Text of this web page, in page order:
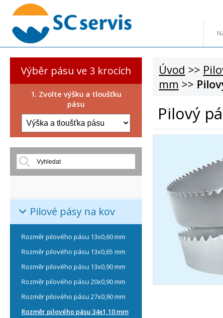
Výběr pásu ve 3 krocích
1. Zvolte výšku a tloušťku
pásu
Pilové pásy na kov
Rozměr pilového pásu 13x0,60 mm
Rozměr pilového pásu 13x0,65 mm
Rozměr pilového pásu 13x0,90 mm
Rozměr pilového pásu 20x0,90 mm
Rozměr pilového pásu 27x0,90 mm
Rozměr pilového pásu 34x1,10 mm
Úvod >>
mm >>
Pilový